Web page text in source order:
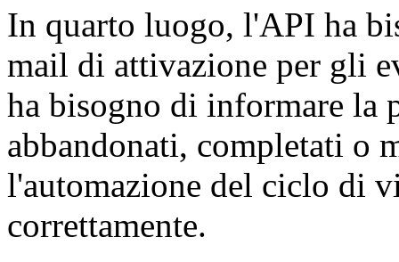
In quarto luogo, l'API ha
mail di attivazione per gli
ha bisogno di informare la
abbandonati, completati o
l'automazione del ciclo di
correttamente.